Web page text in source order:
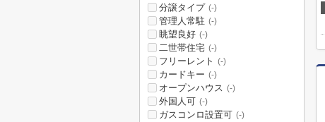
分譲タイプ (-)
管理人常駐 (-)
眺望良好 (-)
二世帯住宅 (-)
フリーレント (-)
カードキー (-)
オープンハウス (-)
外国人可 (-)
ガスコンロ設置可 (-)